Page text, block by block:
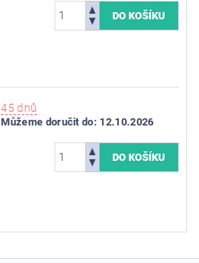
45 dnů
Můžeme doručit do: 12.10.2026